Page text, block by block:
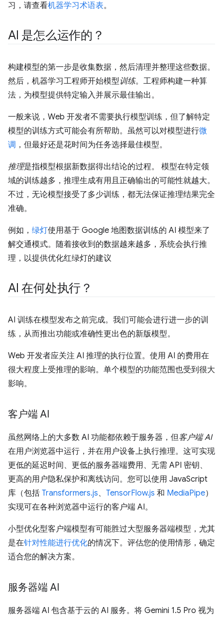
习，请查看机器学习术语表。
AI 是怎么运作的？
构建模型的第一步是收集数据，然后清理并整理这些数据。
然后，机器学习工程师开始模型训练。工程师构建一种算
法，为模型提供特定输入并展示最佳输出。
一般来说，Web 开发者不需要执行模型训练，但了解特定
模型的训练方式可能会有所帮助。虽然可以对模型进行微
调 ，但最好还是花时间为任务选择最佳模型。
推理是指模型根据新数据得出结论的过程。 模型在特定领
域的训练越多，推理生成有用且正确输出的可能性就越大。
不过，无论模型接受了多少训练，都无法保证推理结果完全
准确。
例如， 绿灯使用基于 Google 地图数据训练的 AI 模型来了
解交通模式。随着接收到的数据越来越多，系统会执行推
理，以提供优化红绿灯的建议
AI 在何处执行？
AI 训练在模型发布之前完成。我们可能会进行进一步的训
练，从而推出功能或准确性更出色的新版模型。
Web 开发者应关注 AI 推理的执行位置。使用 AI 的费用在
很大程度上受推理的影响。单个模型的功能范围也受到很大
影响。
客户端 AI
虽然网络上的大多数 AI 功能都依赖于服务器，但客户端 AI
在用户浏览器中运行，并在用户设备上执行推理。这可实现
更低的延迟时间、更低的服务器端费用、无需 API 密钥、
更高的用户隐私保护和离线访问。您可以使用 JavaScript
库（包括 Transformers.js、 TensorFlow.js 和 MediaPipe）
实现可在各种浏览器中运行的客户端 AI。
小型优化型客户端模型有可能胜过大型服务器端模型，尤其
是在针对性能进行优化的情况下。评估您的使用情形，确定
适合您的解决方案。
服务器端 AI
服务器端 AI 包含基于云的 AI 服务。将 Gemini 1.5 Pro 视为